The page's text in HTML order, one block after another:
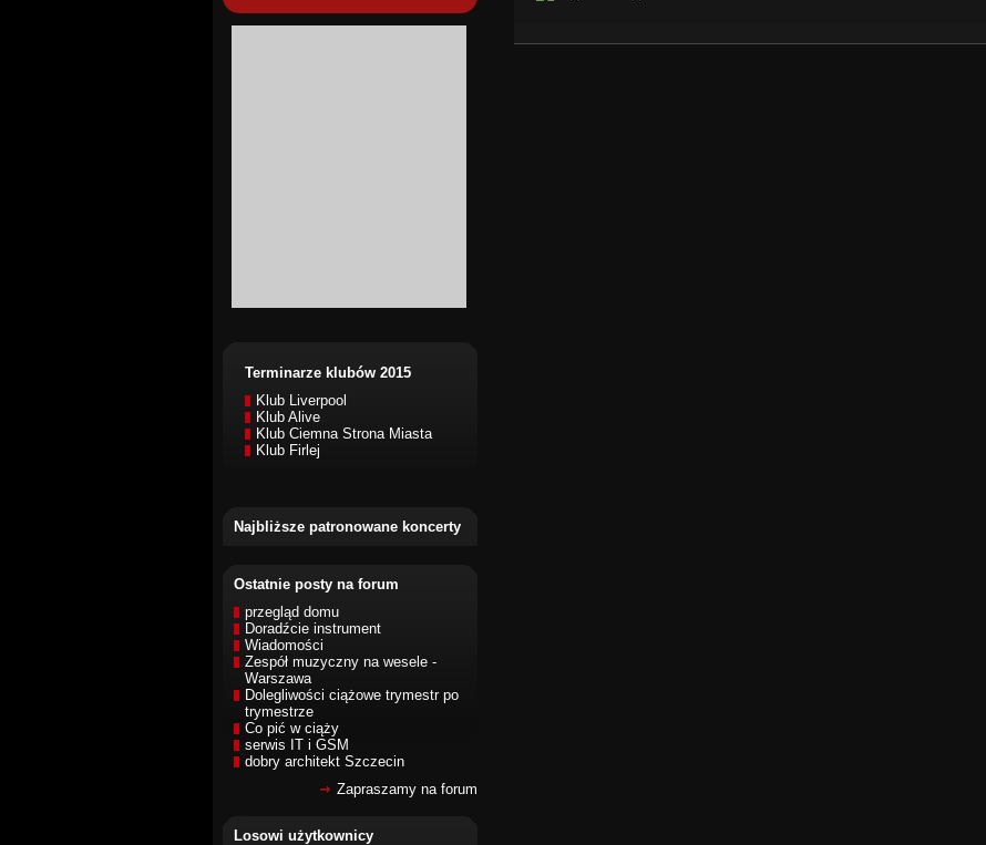
Terminarze klubów 2015
Klub Liverpool
Klub Alive
Klub Ciemna Strona Miasta
Klub Firlej
Najbliższe patronowane koncerty
Ostatnie posty na forum
przegląd domu
Doradźcie instrument
Wiadomości
Zespół muzyczny na wesele -
Warszawa
Dolegliwości ciążowe trymestr po
trymestrze
Co pić w ciąży
serwis IT i GSM
dobry architekt Szczecin
Zapraszamy na forum
Losowi użytkownicy